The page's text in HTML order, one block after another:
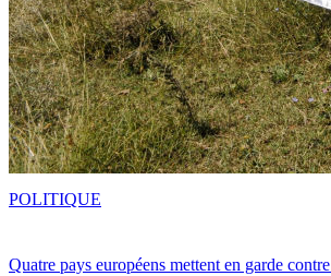
Quatre pays européens mettent en garde
POLITIQUE